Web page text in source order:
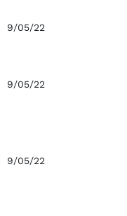
9/05/22
9/05/22
9/05/22